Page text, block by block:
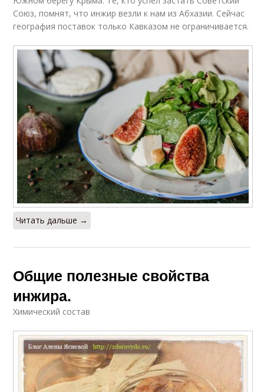
Союз, помнят, что инжир везли к нам из Абхазии. Сейчас
география поставок только Кавказом не ограничивается.
Читать дальше →
Общие полезные свойства
инжира.
Химический состав